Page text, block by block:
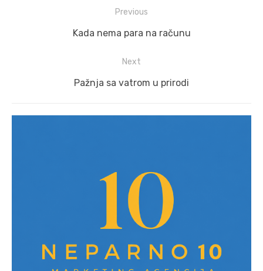
navigation
Previous
Previous
Kada nema para na računu
Next
Next
Pažnja sa vatrom u prirodi